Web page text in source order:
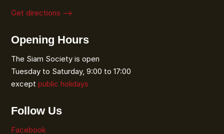
Get directions ⟶
Opening Hours
The Siam Society is open
Tuesday to Saturday, 9:00 to 17:00
exceptpublic holidays
Follow Us
Facebook